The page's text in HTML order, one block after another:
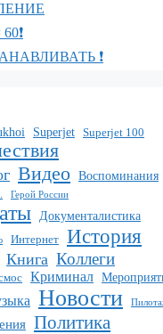
❗️
Superjet Superjet 100
Видео Воспоминания
Герой России
Документалистика
Интернет История
Книга Коллеги
Криминал
Новости
Политика